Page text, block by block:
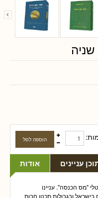
אודות עניינים
"מס הכנסה". עניינו
בישראל ובגבולות תכנון חבות